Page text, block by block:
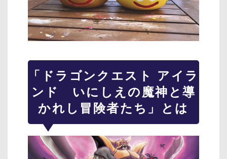
「ドラゴンクエスト アイラ
ンド いにしえの魔神と導
かれし冒険者たち」とは